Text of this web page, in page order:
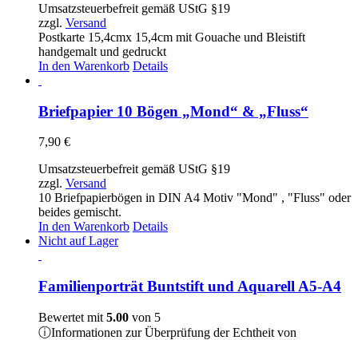
Umsatzsteuerbefreit gemäß UStG §19
zzgl. Versand
Postkarte 15,4cmx 15,4cm mit Gouache und Bleistift
handgemalt und gedruckt
In den Warenkorb Details
Briefpapier 10 Bögen „Mond“ & „Fluss“
7,90 €
Umsatzsteuerbefreit gemäß UStG §19
zzgl. Versand
10 Briefpapierbögen in DIN A4 Motiv "Mond" , "Fluss" oder
beides gemischt.
In den Warenkorb Details
Nicht auf Lager
Familienporträt Buntstift und Aquarell A5-A4
Bewertet mit 5.00 von 5
ⓘInformationen zur Überprüfung der Echtheit von